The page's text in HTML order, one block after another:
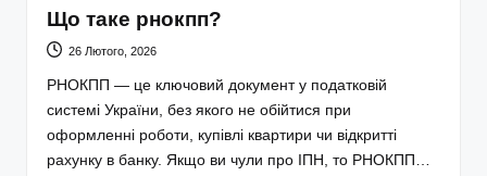
Що таке рнокпп?
26 Лютого, 2026
РНОКПП — це ключовий документ у податковій
системі України, без якого не обійтися при
оформленні роботи, купівлі квартири чи відкритті
рахунку в банку. Якщо ви чули про ІПН, то РНОКПП…